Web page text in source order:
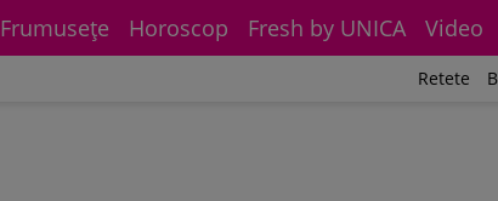
Frumuseţe Horoscop Fresh by UNICA Video
Retete